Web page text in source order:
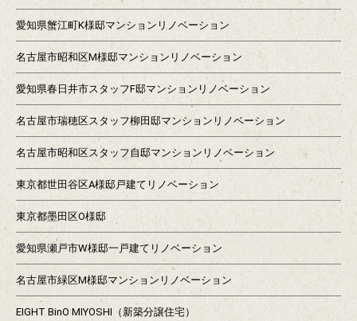
愛知県蟹江町K様邸マンションリノベーション
名古屋市昭和区M様邸マンションリノベーション
愛知県春日井市スタッフF邸マンションリノベーション
名古屋市瑞穂区スタッフ柳田邸マンションリノベーション
名古屋市昭和区スタッフ自邸マンションリノベーション
東京都世田谷区A様邸戸建てリノベーション
東京都墨田区O様邸
愛知県瀬戸市W様邸一戸建てリノベーション
名古屋市緑区M様邸マンションリノベーション
EIGHT BinO MIYOSHI（新築分譲住宅）